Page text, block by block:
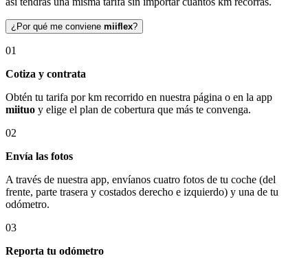
¿Por qué me conviene miiflex?
01
Cotiza y contrata
Obtén tu tarifa por km recorrido en nuestra página o en la app
miituo y elige el plan de cobertura que más te convenga.
02
Envía las fotos
A través de nuestra app, envíanos cuatro fotos de tu coche (del
frente, parte trasera y costados derecho e izquierdo) y una de tu
odómetro.
03
Reporta tu odómetro